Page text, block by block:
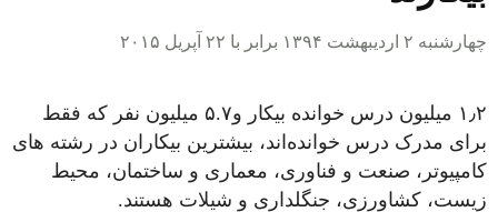
چهارشنبه ۲ اردیبهشت ۱۳۹۴ برابر با ۲۲ آپریل ۲۰۱۵
۱٫۲ میلیون درس خوانده بیکار و۵.۷ میلیون نفر که فقط
برای مدرک درس خوانده‌اند، بیشترین بیکاران در رشته های
کامپیوتر، صنعت و فناوری، معماری و ساختمان، محیط
زیست، کشاورزی، جنگلداری و شیلات هستند.